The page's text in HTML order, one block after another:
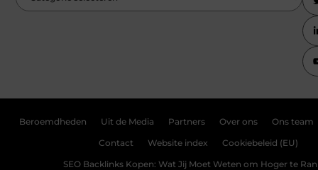
Beroemdheden Uit de Media Partners Over ons Ons team
Contact Website index Cookiebeleid (EU)
SEO Backlinks Kopen: Wat Jij Moet Weten om Hoger te